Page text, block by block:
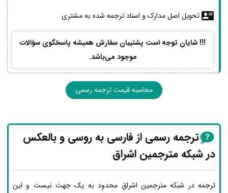
تحویل اصل مدارک و اسناد ترجمه شده به مشتری
!!! شایان توجه است پشتیبان سفارش همیشه پاسخگوی سؤالات
موجود می‌باشد.
محاسبه قیمت ترجمه رسمی
ترجمه رسمی از فارسی به روسی و بالعکس
در شبکه مترجمین اشراق
ترجمه در شبکه مترجمین اشراق محدود به یک جهت نیست و این